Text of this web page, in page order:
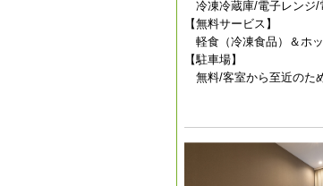
冷凍冷蔵庫/電子レンジ/
【無料サービス】
軽食（冷凍食品）＆ホ
【駐車場】
無料/客室から至近のた